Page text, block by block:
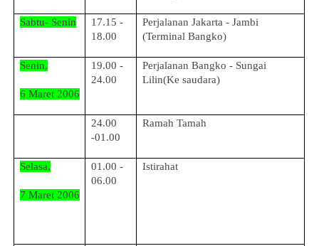
Sabtu- Senin
17.15 -
18.00
Perjalanan Jakarta - Jambi
(Terminal Bangko)
Senin,
6 Maret 2006
19.00 -
24.00
Perjalanan Bangko - Sungai
Lilin(Ke saudara)
24.00
-01.00
Ramah Tamah
Selasa,
7 Maret 2006
01.00 -
06.00
Istirahat